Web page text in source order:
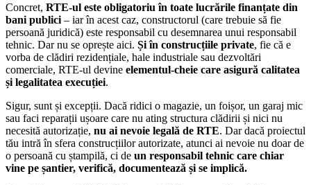
Concret, RTE-ul este obligatoriu în toate lucrările finanțate din
bani publici – iar în acest caz, constructorul (care trebuie să fie
persoană juridică) este responsabil cu desemnarea unui responsabil
tehnic. Dar nu se oprește aici. Și în construcțiile private, fie că e
vorba de clădiri rezidențiale, hale industriale sau dezvoltări
comerciale, RTE-ul devine elementul-cheie care asigură calitatea
și legalitatea execuției.
Sigur, sunt și excepții. Dacă ridici o magazie, un foișor, un garaj mic
sau faci reparații ușoare care nu ating structura clădirii și nici nu
necesită autorizație, nu ai nevoie legală de RTE. Dar dacă proiectul
tău intră în sfera construcțiilor autorizate, atunci ai nevoie nu doar de
o persoană cu ștampilă, ci de un responsabil tehnic care chiar
vine pe șantier, verifică, documentează și se implică.